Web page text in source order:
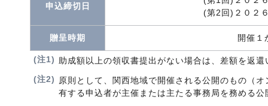
申込締切日
(第2回)２０２
贈呈時期 開催１
(注1) 助成額以上の領収書提出がない場合は、差額を返
(注2)
原則として、関西地域で開催される公開のもの（
有する申込者が主催または主たる事務局を務める